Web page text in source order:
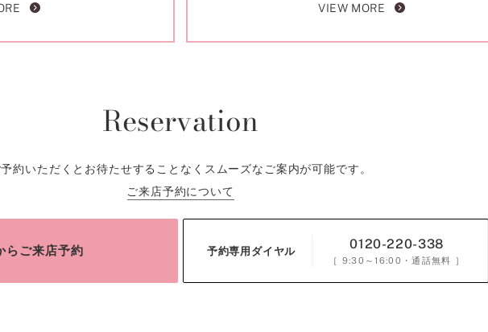
VIEW MORE
Reservation
約いただくとお待たせすることなくスムーズなご案内が可能です。
ご来店予約について
らご来店予約 予約専用ダイヤル 0120-220-338
［ 9:30～16:00 ・通話無料 ］